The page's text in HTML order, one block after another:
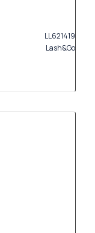
LL621419
Lash&Go